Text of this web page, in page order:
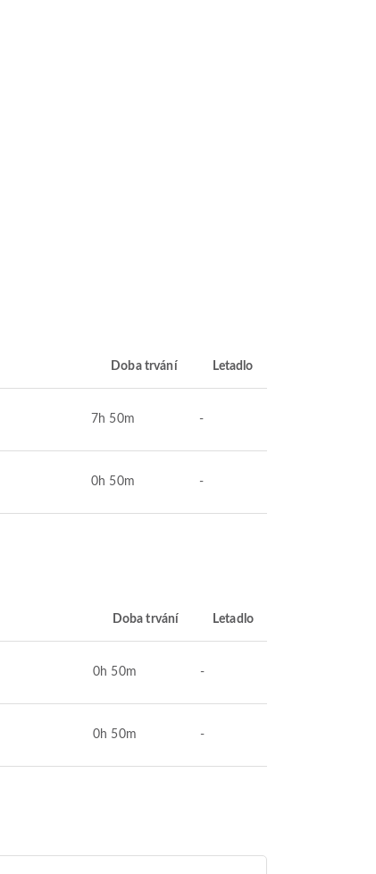
Doba trvání Letadlo
7h 50m -
0h 50m -
Doba trvání Letadlo
0h 50m -
0h 50m -